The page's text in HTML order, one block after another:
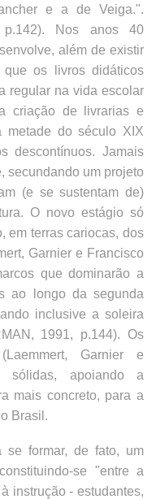
e a de Veiga.".
p.142). Nos anos 40
além de existir
que os livros didáticos
regular na vida escolar
criação de livrarias e
metade do século XIX
descontínuos. Jamais
secundando um projeto
(e se sustentam de)
O novo estágio só
em terras cariocas, dos
Garnier e Francisco
que dominarão a
ao longo da segunda
inclusive a soleira
1991, p.144). Os
Garnier e
sólidas, apoiando a
mais concreto, para a
Brasil.
se formar, de fato, um
se "entre a
instrução - estudantes,